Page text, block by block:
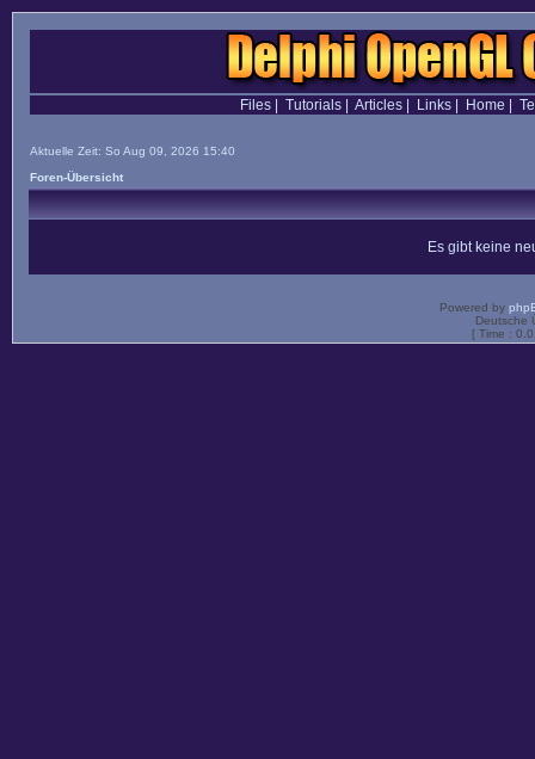
Files| Tutorials| Articles| Links| Home
Aktuelle Zeit: So Aug 09, 2026 15:40
Foren-Übersicht
Es gibt keine
Powered by
Deutsche
[ Time :